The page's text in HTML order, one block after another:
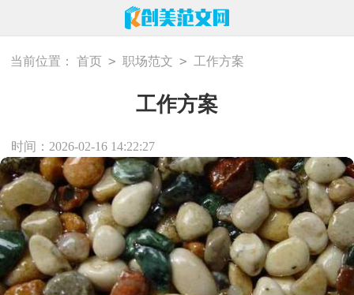
当前位置： 首页 > 职场范文 > 工作方案
工作方案
时间：2026-02-16 14:22:27